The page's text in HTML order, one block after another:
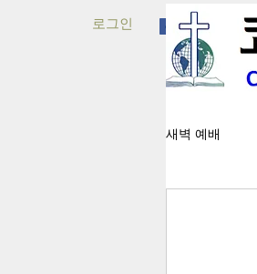
로그인
새벽 예배